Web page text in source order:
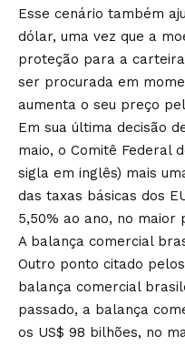
Esse cenário também
dólar, uma vez que a
proteção para a
ser procurada em
aumenta o seu preço
Em sua última decisão
maio, o Comitê Federal
sigla em inglês) mais
das taxas básicas dos
5,50% ao ano, no maior
A balança comercial
Outro ponto citado
balança comercial
passado, a balança
os US$ 98 bilhões, no